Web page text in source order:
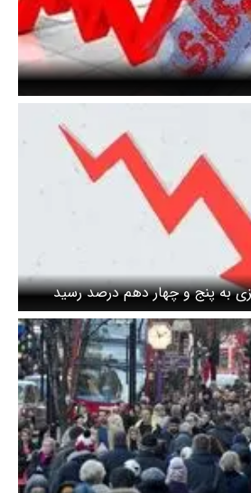
به پنج و چهار دهم درصد رسید